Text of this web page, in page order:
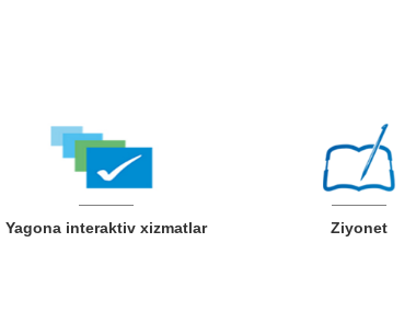
Yagona interaktiv xizmatlar Ziyonet